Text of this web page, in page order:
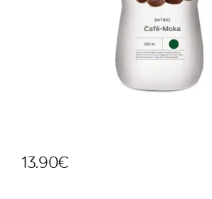
13.90€